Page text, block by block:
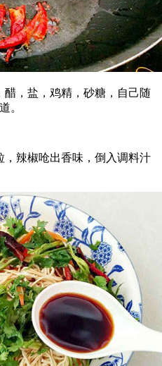
，盐，鸡精，砂糖，自己随
。
，辣椒呛出香味，倒入调料汁